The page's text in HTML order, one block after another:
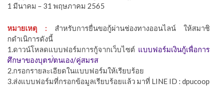
1 มีนาคม – 31 พฤษภาคม 2565
หมายเหตุ : สำหรับการยื่นขอกู้ผ่านช่องทางออนไลน์ ให้สมาชิ
กดำเนิการดังนี้
1.ดาวน์โหลดแบบฟอร์มการกู้จากเว็บไซต์ แบบฟอร์มเงินกู้เพื่อการ
ศึกษาของบุตร/่ตนเอง/คู่สมรส
2.กรอกรายละเอียดในแบบฟอร์มให้เรียบร้อย
3.ส่งแบบฟอร์มที่กรอกข้อมูลเรียบร้อยแล้ว มาที่ LINE ID : dpucoop